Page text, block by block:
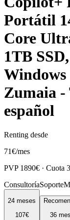
Portátil
Core
1TB
Windows
Zumaia -
español
Renting desde
71€/mes
PVP 1890€ · Cuota
ConsultoríaSoporte
24 meses
107€
36